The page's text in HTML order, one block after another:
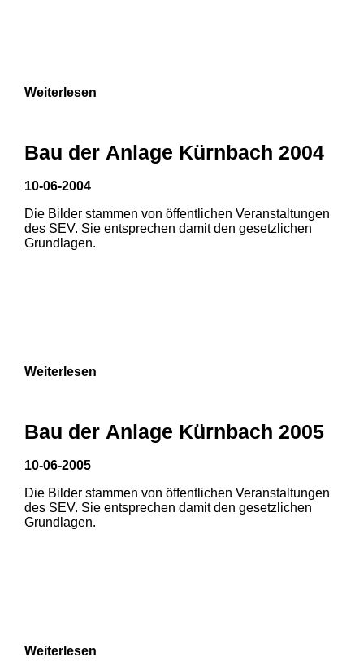
1 2 3
1 2 3
3
Weiterlesen
Bau der Anlage Kürnbach 2004
10-06-2004
Die Bilder stammen von öffentlichen Veranstaltungen
des SEV. Sie entsprechen damit den gesetzlichen
Grundlagen.
Weiterlesen
Bau der Anlage Kürnbach 2005
10-06-2005
Die Bilder stammen von öffentlichen Veranstaltungen
des SEV. Sie entsprechen damit den gesetzlichen
Grundlagen.
Weiterlesen